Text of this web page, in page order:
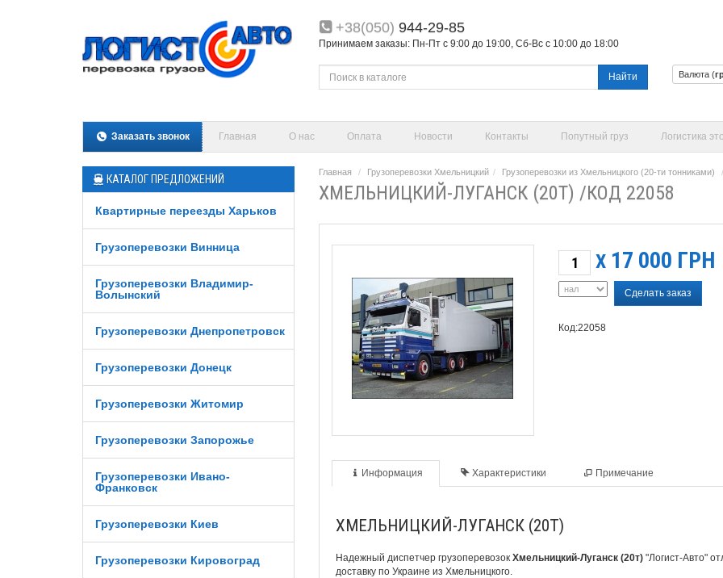
+38(050) 944-29-85
Принимаем заказы: Пн-Пт с 9:00 до 19:00, Сб-Вс с 10:00 до 18:00
Найти Валюта (
Заказать звонок Главная О нас Оплата Новости Контакты Попутный груз Логистика
КАТАЛОГ ПРЕДЛОЖЕНИЙ
Квартирные переезды Харьков
Грузоперевозки Винница
Грузоперевозки Владимир-
Волынский
Грузоперевозки Днепропетровск
Грузоперевозки Донецк
Грузоперевозки Житомир
Грузоперевозки Запорожье
Грузоперевозки Ивано-
Франковск
Грузоперевозки Киев
Грузоперевозки Кировоград
Главная Грузоперевозки Хмельницкий Грузоперевозки из Хмельницкого (20-ти тонниками)
ХМЕЛЬНИЦКИЙ-ЛУГАНСК (20Т) /КОД 22058
X 17 000 ГРН
Сделать заказ
Код:22058
Информация Характеристики Примечание
ХМЕЛЬНИЦКИЙ-ЛУГАНСК (20Т)
Надежный диспетчер грузоперевозок Хмельницкий-Луганск (20т)"Логист-Авто"
доставку по Украине из Хмельницкого.